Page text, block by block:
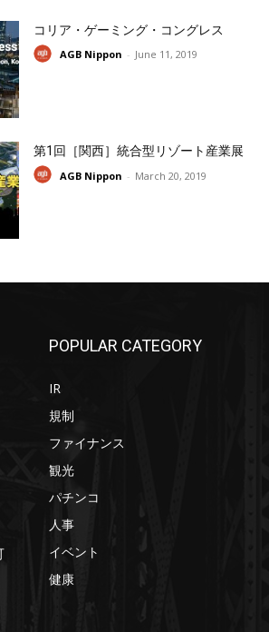
コリア・ゲーミング・コングレス
AGB Nippon - June 11, 2019
第1回［関西］統合型リゾート産業展
AGB Nippon - March 20, 2019
POPULAR CATEGORY
IR
規制
ファイナンス
観光
パチンコ
人事
イベント
健康